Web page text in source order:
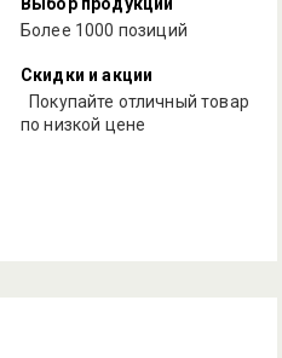
Более 1000 позиций
Скидки и акции
Покупайте отличный товар
по низкой цене